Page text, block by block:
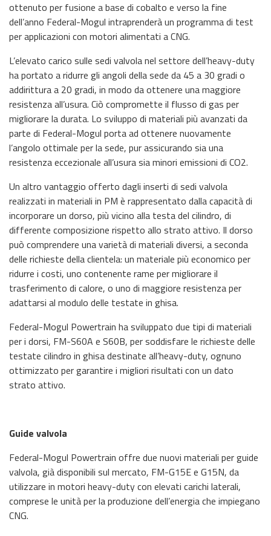
ottenuto per fusione a base di cobalto e verso la fine
dell’anno Federal-Mogul intraprenderà un programma di test
per applicazioni con motori alimentati a CNG.
L’elevato carico sulle sedi valvola nel settore dell’heavy-duty
ha portato a ridurre gli angoli della sede da 45 a 30 gradi o
addirittura a 20 gradi, in modo da ottenere una maggiore
resistenza all’usura. Ciò compromette il flusso di gas per
migliorare la durata. Lo sviluppo di materiali più avanzati da
parte di Federal-Mogul porta ad ottenere nuovamente
l’angolo ottimale per la sede, pur assicurando sia una
resistenza eccezionale all’usura sia minori emissioni di CO2.
Un altro vantaggio offerto dagli inserti di sedi valvola
realizzati in materiali in PM è rappresentato dalla capacità di
incorporare un dorso, più vicino alla testa del cilindro, di
differente composizione rispetto allo strato attivo. Il dorso
può comprendere una varietà di materiali diversi, a seconda
delle richieste della clientela: un materiale più economico per
ridurre i costi, uno contenente rame per migliorare il
trasferimento di calore, o uno di maggiore resistenza per
adattarsi al modulo delle testate in ghisa.
Federal-Mogul Powertrain ha sviluppato due tipi di materiali
per i dorsi, FM-S60A e S60B, per soddisfare le richieste delle
testate cilindro in ghisa destinate all’heavy-duty, ognuno
ottimizzato per garantire i migliori risultati con un dato
strato attivo.
Guide valvola
Federal-Mogul Powertrain offre due nuovi materiali per guide
valvola, già disponibili sul mercato, FM-G15E e G15N, da
utilizzare in motori heavy-duty con elevati carichi laterali,
comprese le unità per la produzione dell’energia che impiegano
CNG.